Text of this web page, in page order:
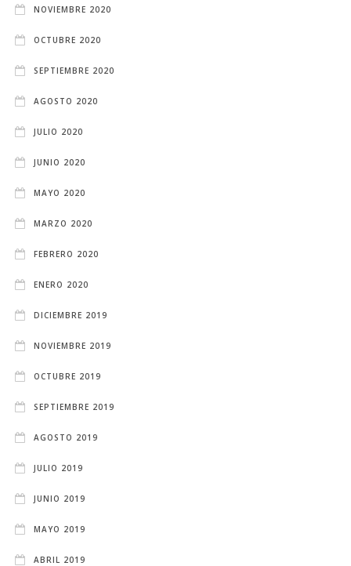
NOVIEMBRE 2020
OCTUBRE 2020
SEPTIEMBRE 2020
AGOSTO 2020
JULIO 2020
JUNIO 2020
MAYO 2020
MARZO 2020
FEBRERO 2020
ENERO 2020
DICIEMBRE 2019
NOVIEMBRE 2019
OCTUBRE 2019
SEPTIEMBRE 2019
AGOSTO 2019
JULIO 2019
JUNIO 2019
MAYO 2019
ABRIL 2019